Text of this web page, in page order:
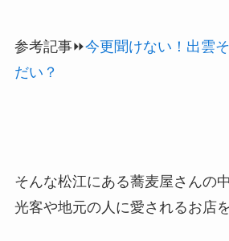
参考記事⏩今更聞けない！出雲
だい？
そんな松江にある蕎麦屋さんの
光客や地元の人に愛されるお店